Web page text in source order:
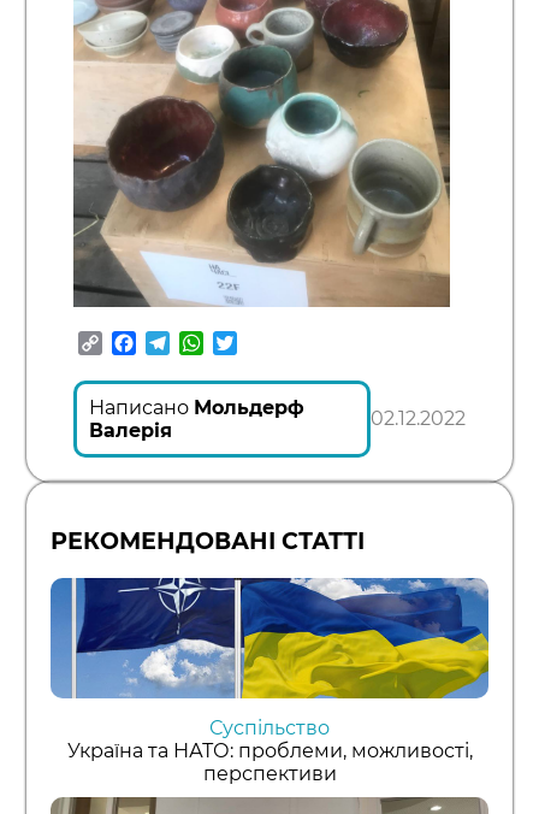
CopyFacebook
TelegramWhatsApp
Написано Мольдерф
Валерія
02.12.2022
РЕКОМЕНДОВАНІ СТАТТІ
Суспільство
Україна та НАТО: проблеми, можливості,
перспективи